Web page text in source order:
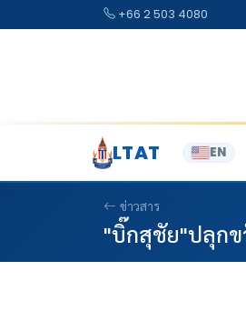
+66 2 503 4080
LTAT EN
ข่าวสาร
"บิ๊กสุชัย"ปลุกข